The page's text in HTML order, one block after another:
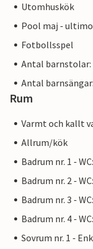
Utomhuskök
Pool maj -
Fotbollsspel
Antal barnstolar:
Antal
Rum
Varmt och kallt
Allrum/kök
Badrum nr. 1 -
Badrum nr. 2 -
Badrum nr. 3 -
Badrum nr. 4 -
Sovrum nr. 1 -